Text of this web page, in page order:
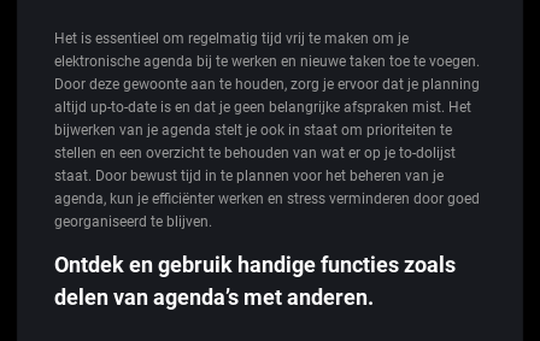
Het is essentieel om regelmatig tijd vrij te maken om je
elektronische agenda bij te werken en nieuwe taken toe te voegen.
Door deze gewoonte aan te houden, zorg je ervoor dat je planning
altijd up-to-date is en dat je geen belangrijke afspraken mist. Het
bijwerken van je agenda stelt je ook in staat om prioriteiten te
stellen en een overzicht te behouden van wat er op je to-dolijst
staat. Door bewust tijd in te plannen voor het beheren van je
agenda, kun je efficiënter werken en stress verminderen door goed
georganiseerd te blijven.
Ontdek en gebruik handige functies zoals
delen van agenda’s met anderen.